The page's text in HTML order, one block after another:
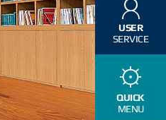
USER
SERVICE
QUICK
MENU